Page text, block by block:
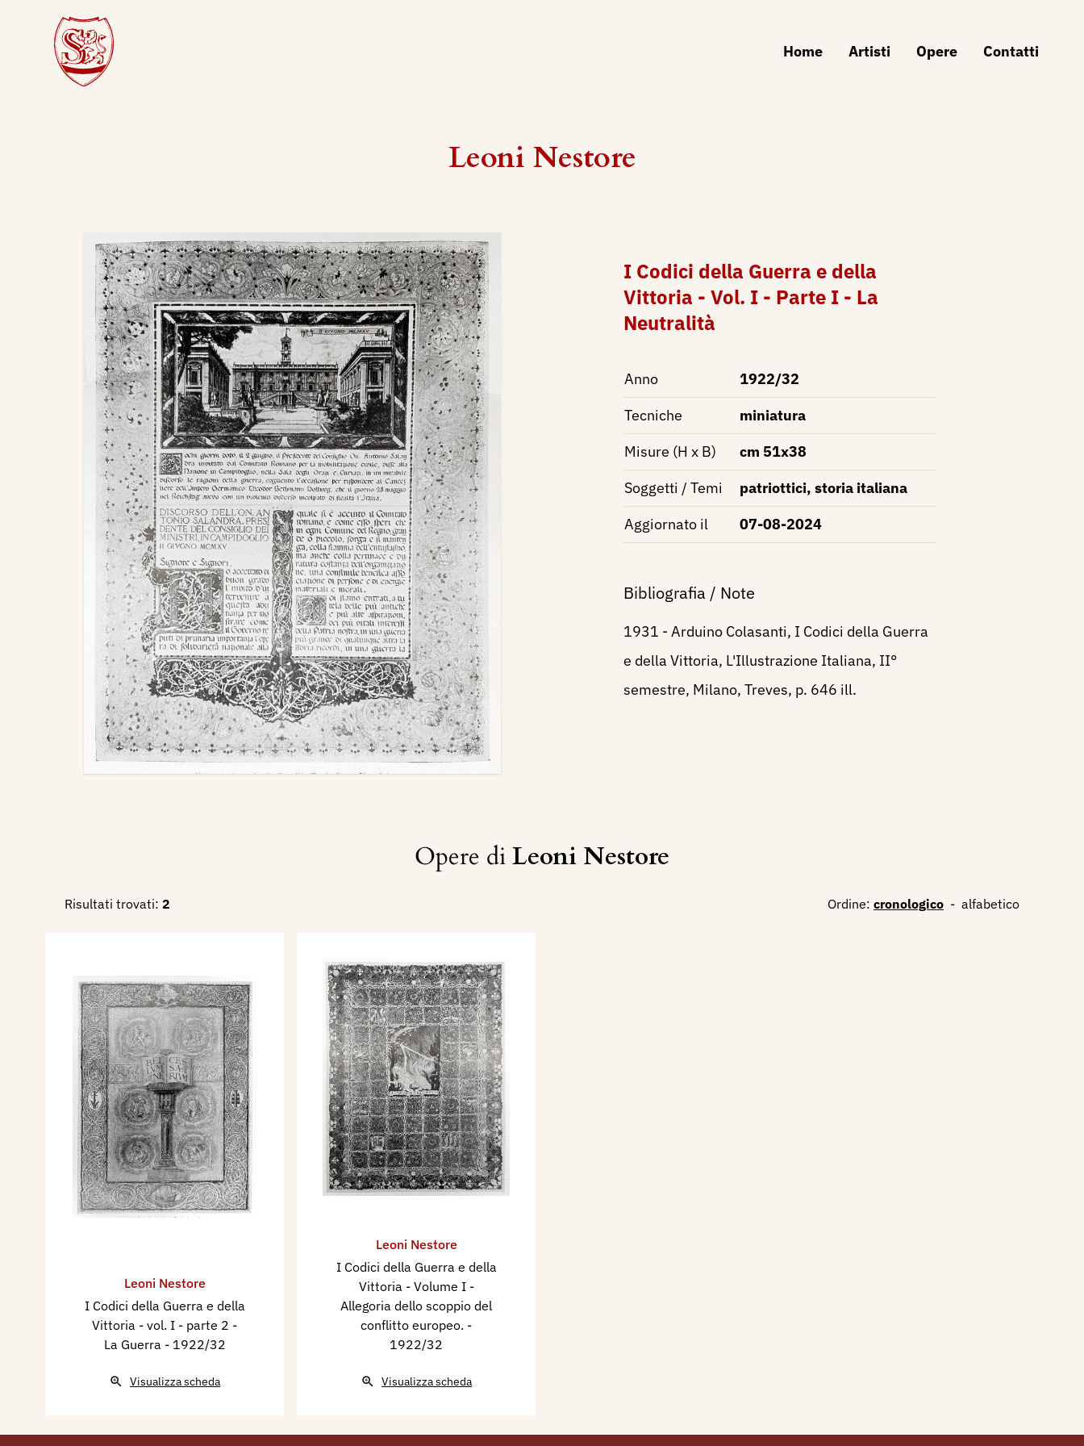
Home Artisti Opere Contatti
Leoni Nestore
I Codici della Guerra e della
Vittoria - Vol. I - Parte I - La
Neutralità
Anno
1922/32
Tecniche
miniatura
Misure (H x B)
cm 51x38
Soggetti / Temi
patriottici, storia italiana
Aggiornato il
07-08-2024
Bibliografia / Note
1931 - Arduino Colasanti, I Codici della Guerra
e della Vittoria, L'Illustrazione Italiana, II°
semestre, Milano, Treves, p. 646 ill.
Opere diLeoni Nestore
Risultati trovati: 2 Ordine: cronologico - alfabetico
Leoni Nestore
I Codici della Guerra e della
Vittoria - vol. I - parte 2 -
La Guerra - 1922/32
Visualizza scheda
Leoni Nestore
I Codici della Guerra e della
Vittoria - Volume I -
Allegoria dello scoppio del
conflitto europeo. -
1922/32
Visualizza scheda